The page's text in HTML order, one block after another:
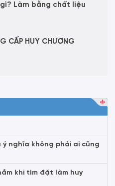
Làm bằng chất liệu
CẤP HUY CHƯƠNG
ý nghĩa không phải ai cũng
khi tìm đặt làm huy